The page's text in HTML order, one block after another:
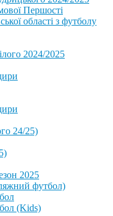
Першості
області з футболу
2024/2025
24/25)
2025
футбол)
(Kids)